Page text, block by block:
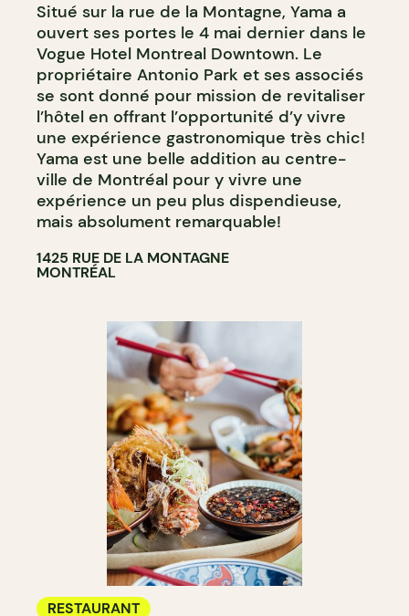
Situé sur la rue de la Montagne, Yama a
ouvert ses portes le 4 mai dernier dans le
Vogue Hotel Montreal Downtown. Le
propriétaire Antonio Park et ses associés
se sont donné pour mission de revitaliser
l’hôtel en offrant l’opportunité d’y vivre
une expérience gastronomique très chic!
Yama est une belle addition au centre-
ville de Montréal pour y vivre une
expérience un peu plus dispendieuse,
mais absolument remarquable!
1425 RUE DE LA MONTAGNE
MONTRÉAL
RESTAURANT